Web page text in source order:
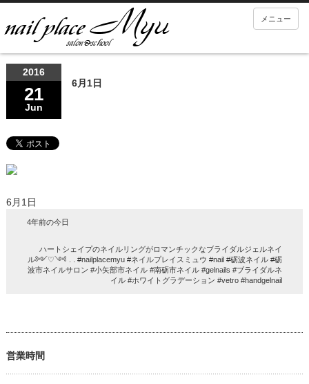
メニュー
2016
21
Jun
6月1日
6月1日
4年前の今日
ハートシェイプのネイルリングがロマンチックなブライダルジェルネイ
ル༻♡༺ . . #nailplacemyu #ネイルプレイスミュウ #nail #砺波ネイル #砺
波市ネイルサロン #小矢部市ネイル #南砺市ネイル #gelnails #ブライダルネ
イル #ホワイトグラデーション #vetro #handgelnail
営業時間